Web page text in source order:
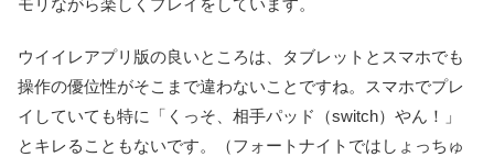
モリながら楽しくプレイをしています。
ウイイレアプリ版の良いところは、タブレットとスマホでも
操作の優位性がそこまで違わないことですね。スマホでプレ
イしていても特に「くっそ、相手パッド（switch）やん！」
とキレることもないです。（フォートナイトではしょっちゅ